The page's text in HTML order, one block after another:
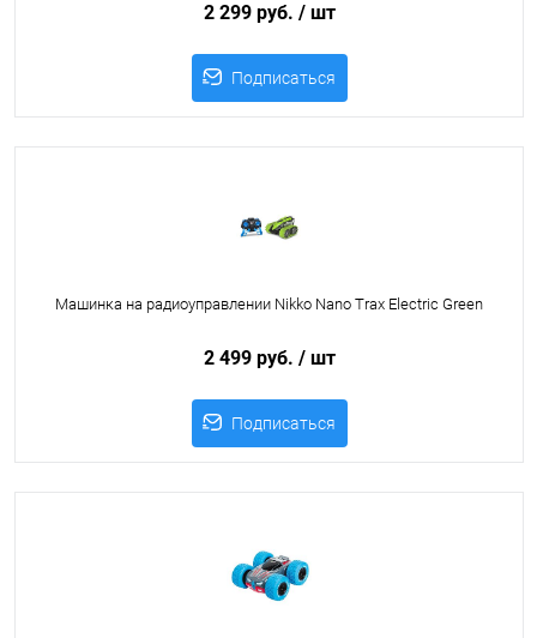
2 299 руб. / шт
Подписаться
Машинка на радиоуправлении Nikko Nano Trax Electric Green
2 499 руб. / шт
Подписаться